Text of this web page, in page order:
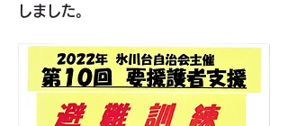
しました。